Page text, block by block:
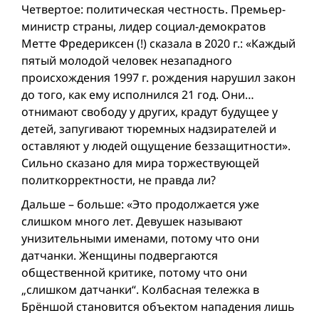
Четвертое: политическая честность. Премьер-
министр страны, лидер социал-демократов
Метте Фредериксен (!) сказала в 2020 г.: «Каждый
пятый молодой человек незападного
происхождения 1997 г. рождения нарушил закон
до того, как ему исполнился 21 год. Они…
отнимают свободу у других, крадут будущее y
детей, запугивают тюремных надзирателей и
оставляют у людей ощущение беззащитности».
Сильно сказано для мира торжествующей
политкорректности, не правда ли?
Дальше – больше: «Это продолжается уже
слишком много лет. Девушек называют
унизительными именами, потому что они
датчанки. Женщины подвергаются
общественной критике, потому что они
„слишком датчанки“. Колбасная тележка в
Брёншой становится объектом нападения лишь